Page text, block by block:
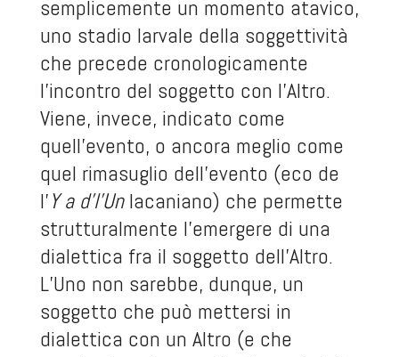
semplicemente un momento atavico,
uno stadio larvale della soggettività
che precede cronologicamente
l’incontro del soggetto con l’Altro.
Viene, invece, indicato come
quell’evento, o ancora meglio come
quel rimasuglio dell’evento (eco de
l’Y a d’l’Unlacaniano) che permette
strutturalmente l’emergere di una
dialettica fra il soggetto dell’Altro.
L’Uno non sarebbe, dunque, un
soggetto che può mettersi in
dialettica con un Altro (e che